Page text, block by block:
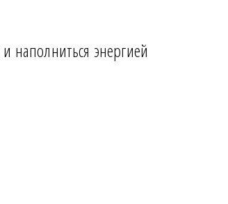
наполниться энергией